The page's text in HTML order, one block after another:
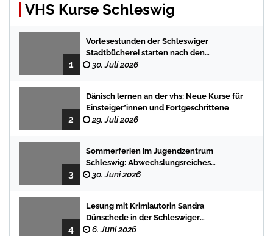
VHS Kurse Schleswig
1
Vorlesestunden der Schleswiger
Stadtbücherei starten nach den
Sommerferien mit spannenden
30. Juli 2026
2
Dänisch lernen an der vhs: Neue Kurse für
Einsteiger*innen und Fortgeschrittene
29. Juli 2026
3
Sommerferien im Jugendzentrum
Schleswig: Abwechslungsreiches
Programm für Kinder und Jugendliche
30. Juni 2026
4
Lesung mit Krimiautorin Sandra
Dünschede in der Schleswiger
Stadtbücherei
6. Juni 2026